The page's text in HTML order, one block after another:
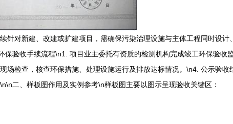
对新建、改建或扩建项目，需确保污染治理设施与主体工程同时设
验收手续流程\n1. 项目业主委托有资质的检测机构完成竣工环保验收
检查，核查环保措施、处理设施运行及排放达标情况。\n4. 公示验收
二、样板图作用及实例参考\n样板图主要以图示呈现验收关键区：